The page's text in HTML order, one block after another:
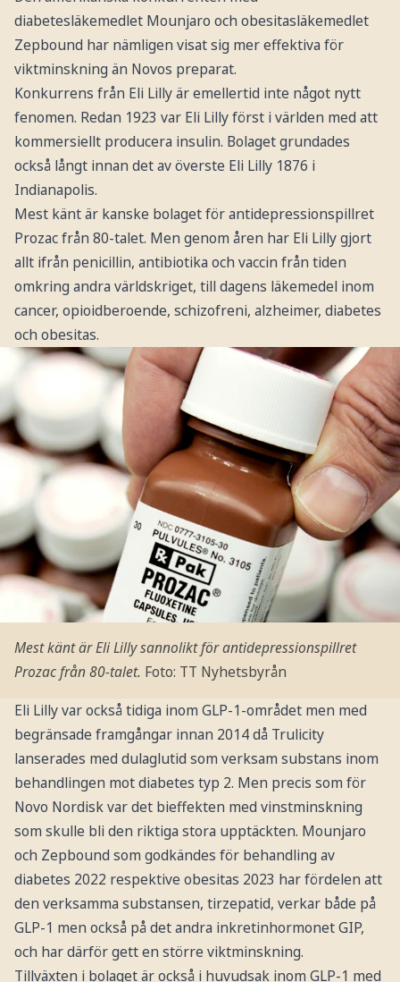
diabetesläkemedlet Mounjaro och obesitasläkemedlet
Zepbound har nämligen visat sig mer effektiva för
viktminskning än Novos preparat.
Konkurrens från Eli Lilly är emellertid inte något nytt
fenomen. Redan 1923 var Eli Lilly först i världen med att
kommersiellt producera insulin. Bolaget grundades
också långt innan det av överste Eli Lilly 1876 i
Indianapolis.
Mest känt är kanske bolaget för antidepressionspillret
Prozac från 80-talet. Men genom åren har Eli Lilly gjort
allt ifrån penicillin, antibiotika och vaccin från tiden
omkring andra världskriget, till dagens läkemedel inom
cancer, opioidberoende, schizofreni, alzheimer, diabetes
och obesitas.
Mest känt är Eli Lilly sannolikt för antidepressionspillret
Prozac från 80-talet. Foto: TT Nyhetsbyrån
Eli Lilly var också tidiga inom GLP-1-området men med
begränsade framgångar innan 2014 då Trulicity
lanserades med dulaglutid som verksam substans inom
behandlingen mot diabetes typ 2. Men precis som för
Novo Nordisk var det bieffekten med vinstminskning
som skulle bli den riktiga stora upptäckten. Mounjaro
och Zepbound som godkändes för behandling av
diabetes 2022 respektive obesitas 2023 har fördelen att
den verksamma substansen, tirzepatid, verkar både på
GLP-1 men också på det andra inkretinhormonet GIP,
och har därför gett en större viktminskning.
Tillväxten i bolaget är också i huvudsak inom GLP-1 med